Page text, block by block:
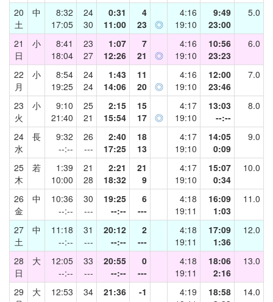
20
土
中
8:32
17:05
24
30
0:31
11:00
4
23
◎
4:16
19:10
9:49
23:00
5.0
21
日
小
8:41
18:04
23
27
1:07
12:26
7
21
◎
4:16
19:10
10:56
23:23
6.0
22
月
小
8:54
19:25
24
24
1:43
14:06
11
20
◎
4:16
19:10
12:00
23:46
7.0
23
火
小
9:10
21:40
25
21
2:15
15:54
15
17
◎
4:17
19:10
13:03
--:--
8.0
24
水
長
9:32
--:--
26
---
2:40
17:25
18
13
4:17
19:10
14:05
0:09
9.0
25
木
若
1:39
10:00
21
28
2:21
18:32
21
9
4:17
19:10
15:07
0:34
10.0
26
金
中
10:36
--:--
30
---
19:25
--:--
6
---
4:18
19:11
16:09
1:03
11.0
27
土
中
11:18
--:--
31
---
20:12
--:--
2
---
4:18
19:11
17:09
1:36
12.0
28
日
大
12:05
--:--
33
---
20:55
--:--
0
---
4:18
19:11
18:06
2:16
13.0
29
大
12:53
34
21:36
-1
4:19
18:58
14.0